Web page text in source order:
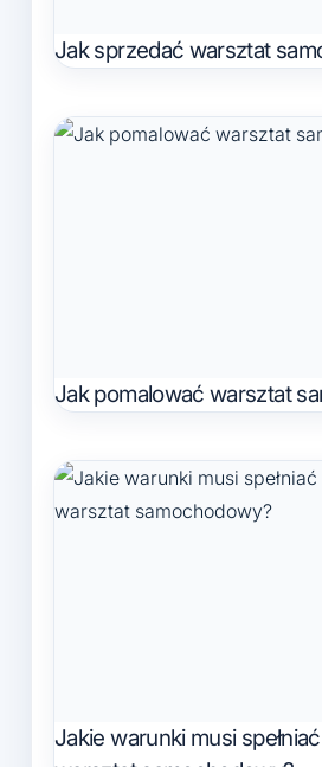
Jak sprzedać warsztat
Jak pomalować warsztat
Jakie warunki musi